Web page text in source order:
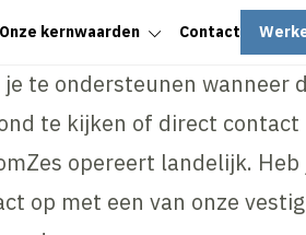
Onze kernwaarden Contact
te ondersteunen wanneer
te kijken of direct contact
opereert landelijk. Heb
op met een van onze